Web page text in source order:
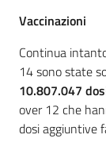
Vaccinazioni
Continua
14 sono state
10.807.047
over 12 che
dosi aggiuntive